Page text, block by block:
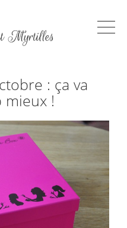
: ça va
mieux !